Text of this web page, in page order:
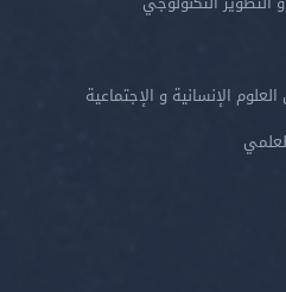
الإنسانية و الإجتماعية